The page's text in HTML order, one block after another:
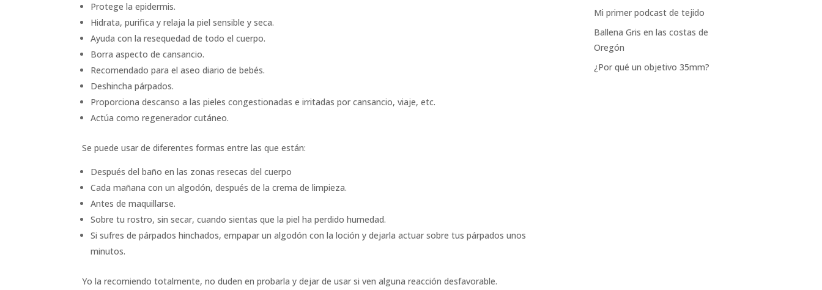
Protege la epidermis.
Hidrata, purifica y relaja la piel sensible y seca.
Ayuda con la resequedad de todo el cuerpo.
Borra aspecto de cansancio.
Recomendado para el aseo diario de bebés.
Deshincha párpados.
Proporciona descanso a las pieles congestionadas e irritadas por cansancio, viaje, etc.
Actúa como regenerador cutáneo.
Se puede usar de diferentes formas entre las que están:
Después del baño en las zonas resecas del cuerpo
Cada mañana con un algodón, después de la crema de limpieza.
Antes de maquillarse.
Sobre tu rostro, sin secar, cuando sientas que la piel ha perdido humedad.
Si sufres de párpados hinchados, empapar un algodón con la loción y dejarla actuar sobre tus párpados unos
minutos.
Yo la recomiendo totalmente, no duden en probarla y dejar de usar si ven alguna reacción desfavorable.
Mi primer podcast de tejido
Ballena Gris en las costas de
Oregón
¿Por qué un objetivo 35mm?